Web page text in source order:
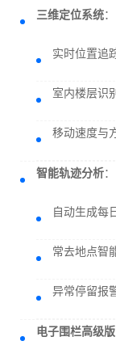
三维定位系统：
实时位置追
室内楼层识
移动速度与
智能轨迹分析：
自动生成每
常去地点智
异常停留报
电子围栏高级版